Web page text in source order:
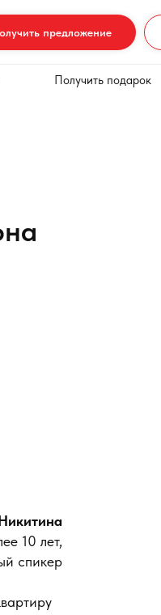
предложение
Получить подарок
10 лет,
спикер